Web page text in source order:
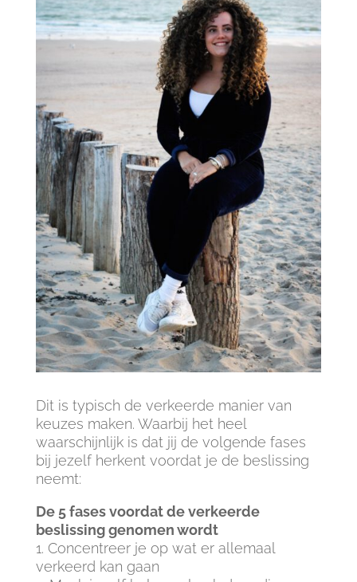
Dit is typisch de verkeerde manier van
keuzes maken. Waarbij het heel
waarschijnlijk is dat jij de volgende fases
bij jezelf herkent voordat je de beslissing
neemt:
De 5 fases voordat de verkeerde
beslissing genomen wordt
1. Concentreer je op wat er allemaal
verkeerd kan gaan